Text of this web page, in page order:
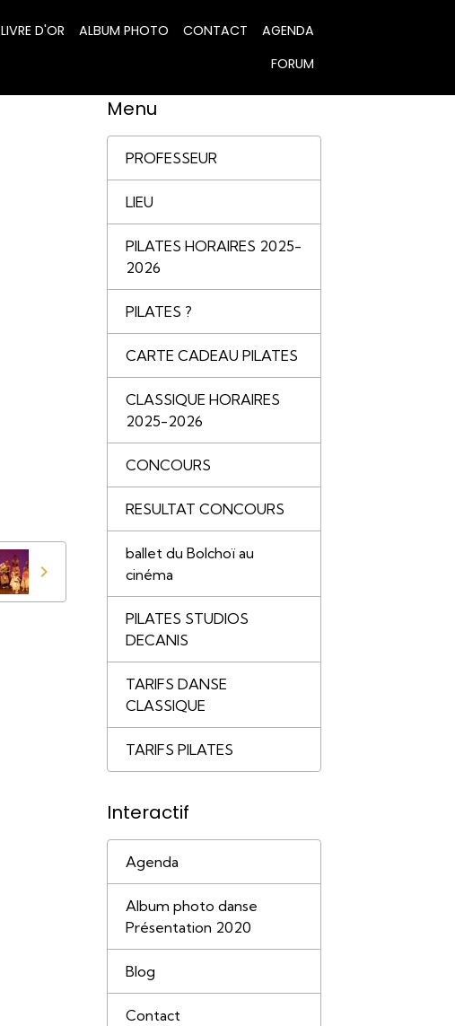
LIVRE D'OR ALBUM PHOTO CONTACT
AGENDA
FORUM
Menu
PROFESSEUR
LIEU
PILATES HORAIRES 2025-
2026
PILATES ?
CARTE CADEAU PILATES
CLASSIQUE HORAIRES
2025-2026
CONCOURS
RESULTAT CONCOURS
ballet du Bolchoï au
cinéma
PILATES STUDIOS
DECANIS
TARIFS DANSE
CLASSIQUE
TARIFS PILATES
Interactif
Agenda
Album photo danse
Présentation 2020
Blog
Contact